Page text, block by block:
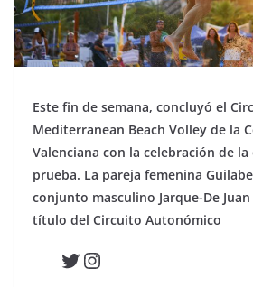
Este fin de semana, concluyó el
Mediterranean Beach Volley de la
Valenciana con la celebración de
prueba. La pareja femenina
conjunto masculino Jarque-De
título del Circuito Autonómico
Twitter
Instagram